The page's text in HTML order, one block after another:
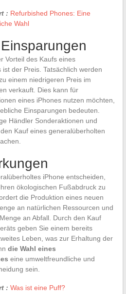
: Refurbished Phones: Eine
Wahl
Vorteil des Kaufs eines
der Preis. Tatsächlich werden
einem niedrigeren Preis im
verkauft. Dies kann für
eines iPhones nutzen möchten,
Einsparungen bedeuten.
Händler Sonderaktionen und
Kauf eines generalüberholten
iPhone entscheiden,
ökologischen Fußabdruck zu
die Produktion eines neuen
an natürlichen Ressourcen und
an Abfall. Durch den Kauf
geben Sie einem bereits
Leben, was zur Erhaltung der
die Wahl eines
eine umweltfreundliche und
sein.
: Was ist eine Puff?